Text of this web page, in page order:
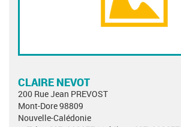
CLAIRE NEVOT
200 Rue Jean PREVOST
Mont-Dore 98809
Nouvelle-Calédonie